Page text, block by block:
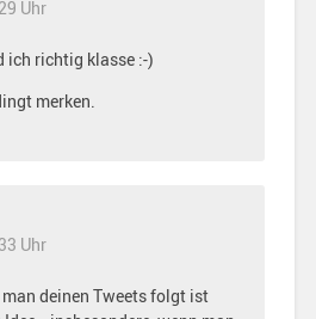
Uhr
ich richtig klasse :-)
merken.
Uhr
deinen Tweets folgt ist